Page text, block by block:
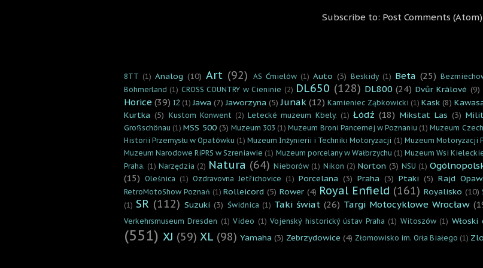
Subscribe to: Post Comments (Atom)
8TT (1) Analog (10) Art (92) AS Ćmielów (1) Auto (3) Beskidy (1) Beta (25)
Böhmerland (1) CROSS COUNTRY w Cieninie (2) DL650 (128) DL800 (24) Dvůr Králové (9)
Horice (39) IŻ (1) Jawa (7) Jaworzyna (5) Junak (12) Kamieniec Ząbkowicki (1) Kask (8)
Kurtka (5) Kustom Konwent (2) Letecké muzeum Kbely. (1) Łódź (18) Mikstat Las (3)
Großschönau (1) MSS 500 (3) Muzeum 303 (1) Muzeum Broni Pancernej w Poznaniu (1) Muzeum
Historii Przemysłu w Opatówku (1) Muzeum Inżynierii i Techniki Motoryzacji (1) Muzeum Motoryzacji
Muzeum Narodowe RiPRS w Szreniawie (1) Muzeum porcelany w Wałbrzychu (1) Muzeum Wsi
Praha. (1) Narzędzia (2) Natura (64) Nieborów (1) Nikon (2) Norton (3) NSU (1)
(15) Oleśnica (1) Ozdravovna Jetřichovice (1) Porcelana (3) Praha (3) Ptaki (5) Rajd
RetroMotoShow Poznań (1) Rolleicord (5) Rower (4) Royal Enfield (161) Royalisko (10)
(1) SR (112) Suzuki (3) Świdnica (1) Taki świat (26) Targi Motocyklowe Wrocław
Verkehrsmuseum Dresden (1) Video (1) Vojenský historický ústav Praha (1) Witoszów (1) Włoski
(551) XJ (59) XL (98) Yamaha (3) Zebrzydowice (4) Złomowisko im. Orła Białego (1)